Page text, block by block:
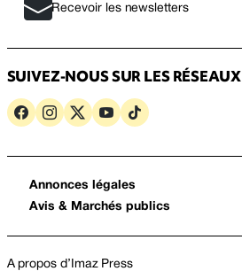
Recevoir les newsletters
SUIVEZ-NOUS SUR LES RÉSEAUX
Annonces légales
Avis & Marchés publics
A propos d’Imaz Press